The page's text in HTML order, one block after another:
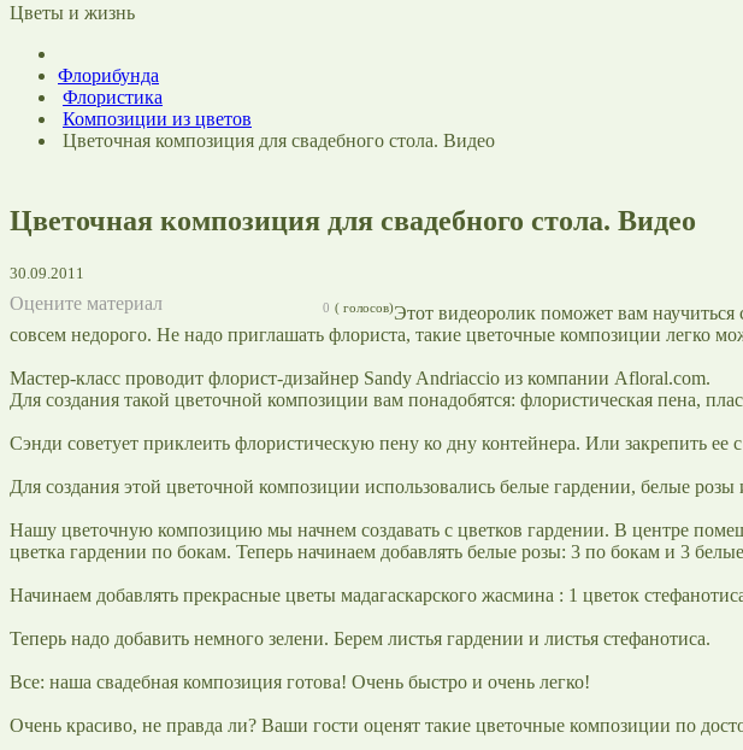
Цветы и жизнь
Флорибунда
Флористика
Композиции из цветов
Цветочная композиция для свадебного стола. Видео
Цветочная композиция для свадебного стола. Видео
30.09.2011
Оцените материал (
0 голосов)Этот видеоролик поможет вам научиться
совсем недорого. Не надо приглашать флориста, такие цветочные композиции легко
Мастер-класс проводит флорист-дизайнер Sandy Andriaccio из компании Afloral.com.
Для создания такой цветочной композиции вам понадобятся: флористическая пена,
Сэнди советует приклеить флористическую пену ко дну контейнера. Или закрепить
Для создания этой цветочной композиции использовались белые гардении, белые
Нашу цветочную композицию мы начнем создавать с цветков гардении. В центре
цветка гардении по бокам. Теперь начинаем добавлять белые розы: 3 по бокам и 3
Начинаем добавлять прекрасные цветы мадагаскарского жасмина : 1 цветок
Теперь надо добавить немного зелени. Берем листья гардении и листья стефанотиса.
Все: наша свадебная композиция готова! Очень быстро и очень легко!
Очень красиво, не правда ли? Ваши гости оценят такие цветочные композиции по